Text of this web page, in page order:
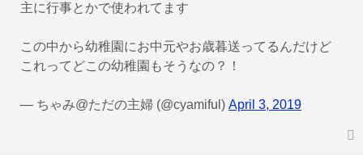
主に行事とかで使われてます
この中から幼稚園にお中元やお歳暮送ってるんだけど
これってどこの幼稚園もそうなの？！
— ちゃみ@ただの主婦 (@cyamiful) April 3, 2019